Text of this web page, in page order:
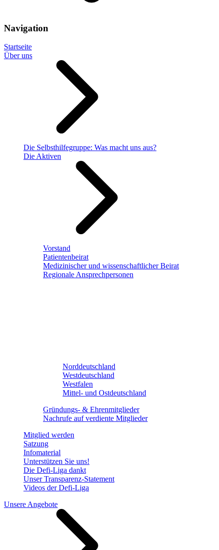
Navigation
Startseite
Über uns
Die Selbsthilfegruppe: Was macht uns aus?
Die Aktiven
Vorstand
Patientenbeirat
Medizinischer und wissenschaftlicher Beirat
Regionale Ansprechpersonen
Norddeutschland
Westdeutschland
Westfalen
Mittel- und Ostdeutschland
Gründungs- & Ehrenmitglieder
Nachrufe auf verdiente Mitglieder
Mitglied werden
Satzung
Infomaterial
Unterstützen Sie uns!
Die Defi-Liga dankt
Unser Transparenz-Statement
Videos der Defi-Liga
Unsere Angebote